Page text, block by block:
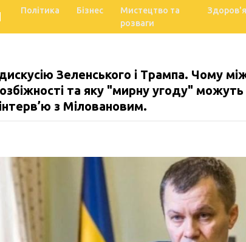
Політика Бізнес
Мистецтво та
розваги
Здоров'я
Зеленського і Трампа. Чому
та яку "мирну угоду" можуть
з Міловановим.